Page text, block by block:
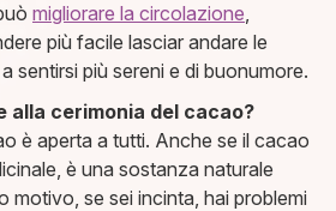
migliorare la circolazione,
più facile lasciar andare le
sentirsi più sereni e di buonumore.
alla cerimonia del cacao?
è aperta a tutti. Anche se il cacao
è una sostanza naturale
motivo, se sei incinta, hai problemi